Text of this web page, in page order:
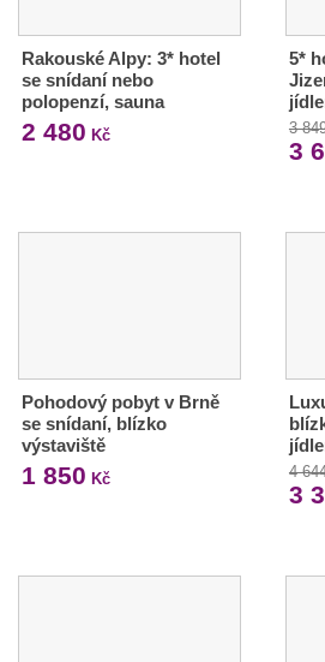
Rakouské Alpy: 3* hotel
se snídaní nebo
polopenzí, sauna
2 480 Kč
5*
3
3
Pohodový pobyt v Brně
se snídaní, blízko
výstaviště
1 850 Kč 4
3